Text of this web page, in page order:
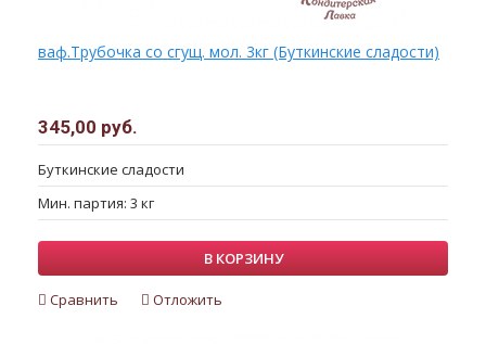
ваф.Трубочка со сгущ. мол. 3кг (Буткинские сладости)
345,00 руб.
Буткинские сладости
Мин. партия: 3 кг
В КОРЗИНУ
Сравнить Отложить